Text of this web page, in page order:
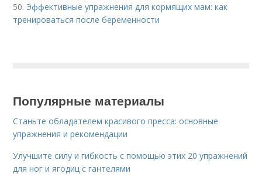
50. Эффективные упражнения для кормящих мам: как
тренироваться после беременности
Популярные материалы
Станьте обладателем красивого пресса: основные
упражнения и рекомендации
Улучшите силу и гибкость с помощью этих 20 упражнений
для ног и ягодиц с гантелями